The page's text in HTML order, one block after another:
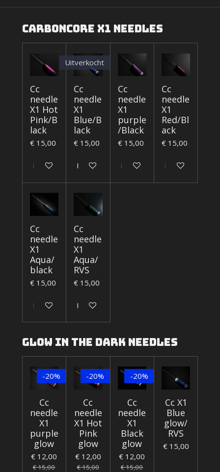
Carboncore X1 needles
Cc
needle
X1 Hot
Pink/B
lack
€ 15,00
In winkelwagen
Uitverkocht
Cc
needle
X1
Blue/B
lack
€ 15,00
Houd mij op de hoogte
Cc
needle
X1
purple
/Black
€ 15,00
In winkelwagen
Cc
needle
X1
Red/Bl
ack
€ 15,00
In winkelwagen
Cc
needle
X1
Aqua/
black
€ 15,00
In winkelwagen
Cc
needle
X1
Aqua/
RVS
€ 15,00
In winkelwagen
Glow in the dark needles
-20%
Cc
needle
X1
purple
glow
€ 12,00
€ 15,00
-20%
Cc
needle
X1 Hot
Pink
glow
€ 12,00
€ 15,00
-20%
Cc
needle
X1
Black
glow
€ 12,00
€ 15,00
Cc X1
Blue
glow/
RVS
€ 15,00